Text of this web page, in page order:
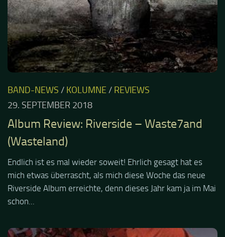
BAND-NEWS / KOLUMNE / REVIEWS
29. SEPTEMBER 2018
Album Review: Riverside – Waste7and
(Wasteland)
Endlich ist es mal wieder soweit! Ehrlich gesagt hat es
mich etwas überrascht, als mich diese Woche das neue
Riverside Album erreichte, denn dieses Jahr kam ja im Mai
schon...